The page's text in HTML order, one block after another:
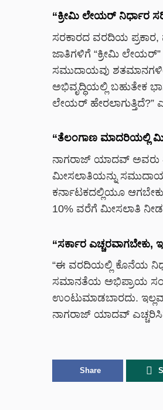
“ಕ್ರೀಮಿ ಲೇಯರ್ ನಿರ್ಧಾರ
ಸರಕಾರದ ವರದಿಯ
ಜಾತಿಗಳಿಗೆ “ಕ್ರೀಮಿ
ಸಮುದಾಯವು
ಅಭಿವೃದ್ಧಿಯಲ್ಲಿ ಬಹುತೇಕ
ಲೇಯರ್ ಹೇರಲಾಗುತ್ತಿದೆ?”
“ತೆಲಂಗಾಣ ಮಾದರಿಯಲ್ಲಿ
ನಾಗರಾಜ್ ಯಾದವ್ ಅವರು
ಮೀಸಲಾತಿಯನ್ನು
ಕರ್ನಾಟಕದಲ್ಲಿಯೂ ಆಗಬೇಕು.
10% ವರೆಗೆ ಮೀಸಲಾತಿ
“ಸರ್ಕಾರ
“ಈ ವರದಿಯಲ್ಲಿ ಕೊನೆಯ
ಸಮಾನತೆಯ ಅಭಿಪ್ರಾಯ
ಉಂಟುಮಾಡಬಾರದು.
ನಾಗರಾಜ್ ಯಾದವ್
Share